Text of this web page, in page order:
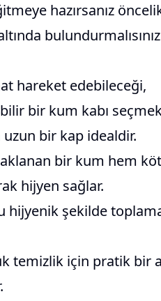
hazırsanız
hareket edebileceği,
bir kum kabı
bir kap idealdir.
bir kum hem
hijyen sağlar.
hijyenik şekilde
temizlik için pratik bir